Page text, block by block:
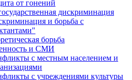
от гонений
дискриминация
и борьба с
борьба
и СМИ
с местным населением и
с учреждениями культуры